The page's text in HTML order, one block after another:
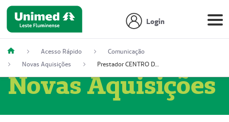
Login
Acesso Rápido
Comunicação
Novas Aquisições
Prestador CENTRO DE ONCOLOGIA
Novas Aquisições